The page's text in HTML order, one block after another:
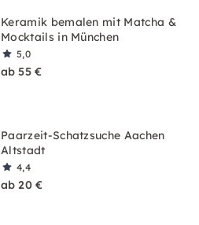
Keramik bemalen mit Matcha &
Mocktails in München
5,0
ab 55 €
Paarzeit-Schatzsuche Aachen
Altstadt
4,4
ab 20 €